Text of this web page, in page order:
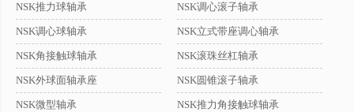
NSK推力球轴承 NSK调心滚子轴承
NSK调心球轴承 NSK立式带座调心轴承
NSK角接触球轴承 NSK滚珠丝杠轴承
NSK外球面轴承座 NSK圆锥滚子轴承
NSK微型轴承 NSK推力角接触球轴承